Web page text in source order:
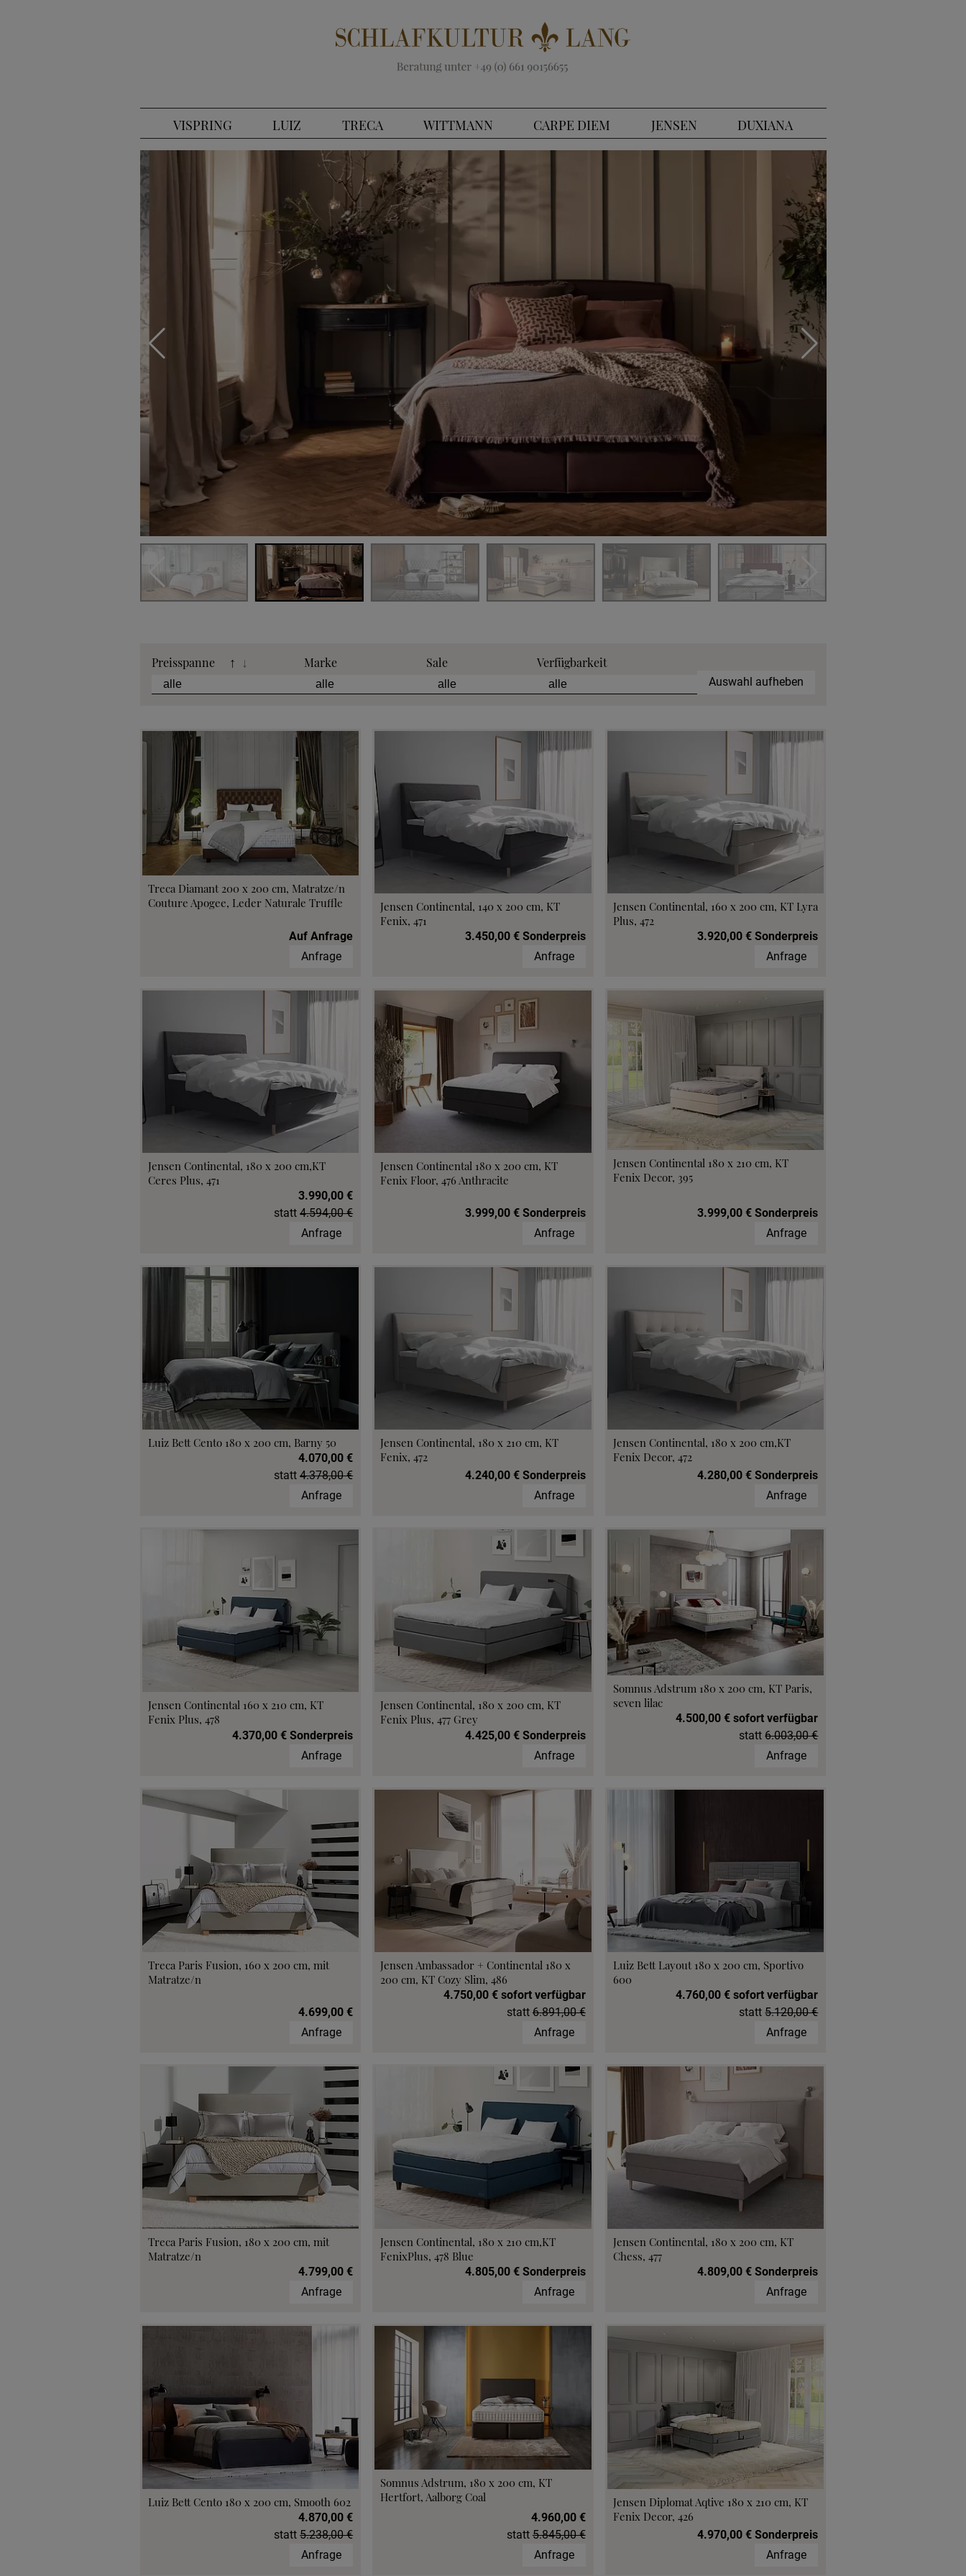
VISPRING LUIZ TRECA WITTMANN CARPE DIEM JENSEN DUXIANA
Preisspanne ↑ ↓ Marke Sale Verfügbarkeit
Auswahl aufheben
Treca Diamant 200 x 200 cm, Matratze/n
Couture Apogee, Leder Naturale Truffle
Auf Anfrage
Anfrage
Jensen Continental, 140 x 200 cm, KT
Fenix, 471
3.450,00 € Sonderpreis
Anfrage
Jensen Continental, 160 x 200 cm, KT Lyra
Plus, 472
3.920,00 € Sonderpreis
Anfrage
Jensen Continental, 180 x 200 cm,KT
Ceres Plus, 471
3.990,00 €
statt4.594,00 €
Anfrage
Jensen Continental 180 x 200 cm, KT
Fenix Floor, 476 Anthracite
3.999,00 € Sonderpreis
Anfrage
Jensen Continental 180 x 210 cm, KT
Fenix Decor, 395
3.999,00 € Sonderpreis
Anfrage
Luiz Bett Cento 180 x 200 cm, Barny 50
4.070,00 €
statt4.378,00 €
Anfrage
Jensen Continental, 180 x 210 cm, KT
Fenix, 472
4.240,00 € Sonderpreis
Anfrage
Jensen Continental, 180 x 200 cm,KT
Fenix Decor, 472
4.280,00 € Sonderpreis
Anfrage
Jensen Continental 160 x 210 cm, KT
Fenix Plus, 478
4.370,00 € Sonderpreis
Anfrage
Jensen Continental, 180 x 200 cm, KT
Fenix Plus, 477 Grey
4.425,00 € Sonderpreis
Anfrage
Somnus Adstrum 180 x 200 cm, KT Paris,
seven lilac
4.500,00 € sofort verfügbar
statt6.003,00 €
Anfrage
Treca Paris Fusion, 160 x 200 cm, mit
Matratze/n
4.699,00 €
Anfrage
Jensen Ambassador + Continental 180 x
200 cm, KT Cozy Slim, 486
4.750,00 € sofort verfügbar
statt 6.891,00 €
Anfrage
Luiz Bett Layout 180 x 200 cm, Sportivo
600
4.760,00 € sofort verfügbar
statt5.120,00 €
Anfrage
Treca Paris Fusion, 180 x 200 cm, mit
Matratze/n
4.799,00 €
Anfrage
Jensen Continental, 180 x 210 cm,KT
FenixPlus, 478 Blue
4.805,00 € Sonderpreis
Anfrage
Jensen Continental, 180 x 200 cm, KT
Chess, 477
4.809,00 € Sonderpreis
Anfrage
Luiz Bett Cento 180 x 200 cm, Smooth 602
4.870,00 €
statt5.238,00 €
Anfrage
Somnus Adstrum, 180 x 200 cm, KT
Hertfort, Aalborg Coal
4.960,00 €
statt 5.845,00 €
Anfrage
Jensen Diplomat Aqtive 180 x 210 cm, KT
Fenix Decor, 426
4.970,00 € Sonderpreis
Anfrage